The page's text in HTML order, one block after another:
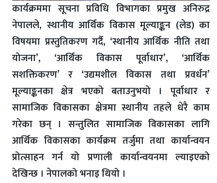
कार्यक्रममा सूचना प्रविधि विभागका प्रमुख अनिरुद्र
नेपालले, स्थानीय आर्थिक विकास मूल्याङ्कन (लेड) का
विषयमा प्रस्तुतिकरण गर्दै, ‘स्थानीय आर्थिक नीति तथा
योजना’, ‘आर्थिक विकास पूर्वाधार’, ‘आर्थिक
सशक्तिकरण’ र ‘उद्यमशील विकास तथा प्रवर्धन’
मूल्याङ्कनका क्षेत्र भएको बताउनुभयो । पूर्वाधार र
सामाजिक विकासका क्षेत्रमा स्थानीय तहले धेरै काम
गरेका छन् । सन्तुलित सामाजिक विकासका लागि
आर्थिक विकासका कार्यक्रम तर्जुमा तथा कार्यान्वयन
प्रोत्साहन गर्न यो प्रणाली कार्यान्वयनमा ल्याइएको
देखिन्छ । नेपालको भनाइ थियो ।